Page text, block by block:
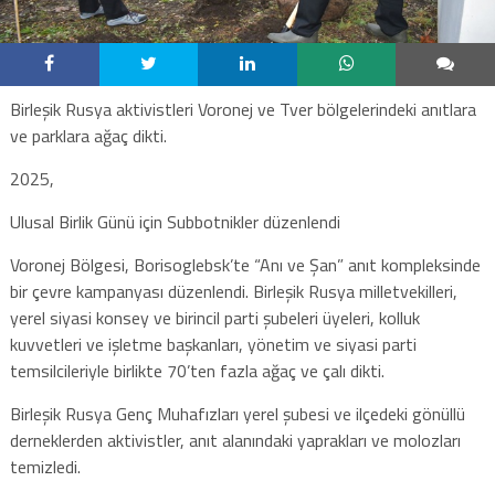
Birleşik Rusya aktivistleri Voronej ve Tver bölgelerindeki anıtlara
ve parklara ağaç dikti.
2025,
Ulusal Birlik Günü için Subbotnikler düzenlendi
Voronej Bölgesi, Borisoglebsk’te “Anı ve Şan” anıt kompleksinde
bir çevre kampanyası düzenlendi. Birleşik Rusya milletvekilleri,
yerel siyasi konsey ve birincil parti şubeleri üyeleri, kolluk
kuvvetleri ve işletme başkanları, yönetim ve siyasi parti
temsilcileriyle birlikte 70’ten fazla ağaç ve çalı dikti.
Birleşik Rusya Genç Muhafızları yerel şubesi ve ilçedeki gönüllü
derneklerden aktivistler, anıt alanındaki yaprakları ve molozları
temizledi.